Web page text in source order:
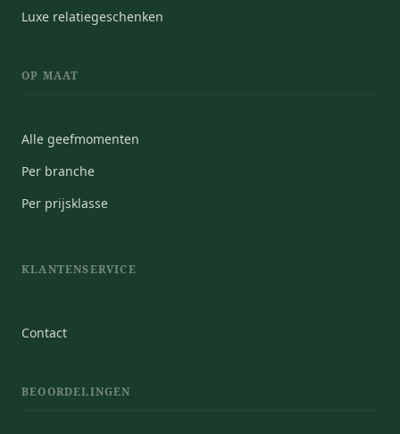
Luxe relatiegeschenken
OP MAAT
Alle geefmomenten
Per branche
Per prijsklasse
KLANTENSERVICE
Contact
BEOORDELINGEN